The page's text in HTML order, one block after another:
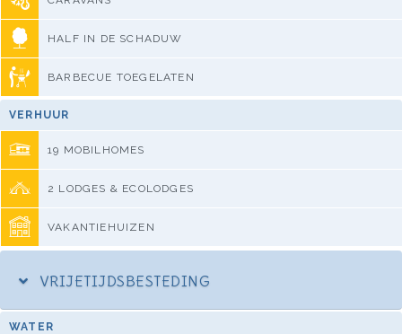
HALF IN DE SCHADUW
BARBECUE TOEGELATEN
VERHUUR
19 MOBILHOMES
2 LODGES & ECOLODGES
VAKANTIEHUIZEN
VRIJETIJDSBESTEDING
WATER